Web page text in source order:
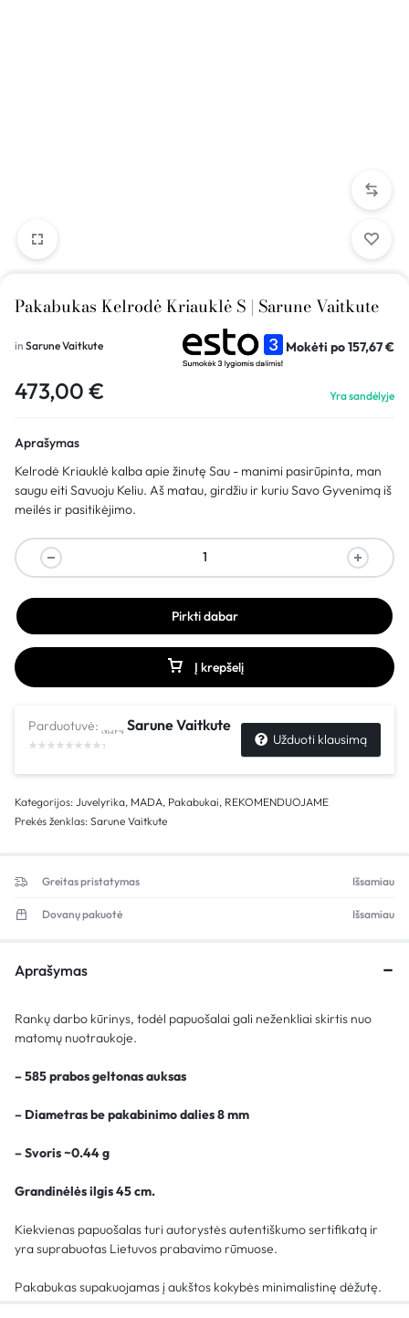
Pakabukas Kelrodė Kriauklė S | Sarune Vaitkute
in Sarune Vaitkute Mokėti po157,67€
473,00 € Yra sandėlyje
Aprašymas
Kelrodė Kriauklė kalba apie žinutę Sau - manimi pasirūpinta, man
saugu eiti Savuoju Keliu. Aš matau, girdžiu ir kuriu Savo Gyvenimą iš
meilės ir pasitikėjimo.
Į krepšelį
Pirkti dabar
Parduotuvė: Sarune Vaitkute
Užduoti klausimą
Kategorijos: Juvelyrika, MADA, Pakabukai, REKOMENDUOJAME
Prekės ženklas: Sarune Vaitkute
Greitas pristatymas Išsamiau
Dovanų pakuotė Išsamiau
Aprašymas
Rankų darbo kūrinys, todėl papuošalai gali neženkliai skirtis nuo
matomų nuotraukoje.
– 585 prabos geltonas auksas
– Diametras be pakabinimo dalies 8 mm
– Svoris ~0.44 g
Grandinėlės ilgis 45 cm.
Kiekvienas papuošalas turi autorystės autentiškumo sertifikatą ir
yra suprabuotas Lietuvos prabavimo rūmuose.
Pakabukas supakuojamas į aukštos kokybės minimalistinę dėžutę.